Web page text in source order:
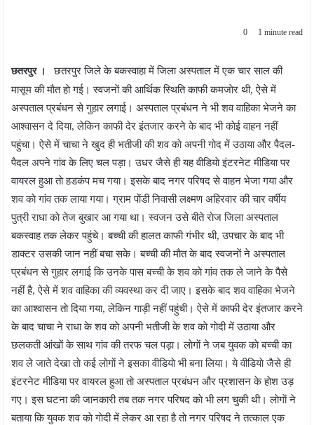
0 1 minute read
छतरपुर ।
छतरपुर जिले के बकस्वाहा में जिला अस्पताल में एक चार साल की
मासूम की माैत हाे गई। स्वजनाें की आर्थिक स्थिति काफी कमजाेर थी, ऐसे में
अस्पताल प्रबंधन से गुहार लगाई। अस्पताल प्रबंधन ने भी शव वाहिका भेजने का
आश्वासन दे दिया, लेकिन काफी देर इंतजार करने के बाद भी काेई वाहन नहीं
पहुंचा। ऐसे में चाचा ने खुद ही भतीजी की शव काे अपनी गाेद में उठाया और पैदल-
पैदल अपने गांव के लिए चल पड़ा। उधर जैसे ही यह वीडियाे इंटरनेट मीडिया पर
वायरल हुआ ताे हडकंप मच गया। इसके बाद नगर परिषद से वाहन भेजा गया और
शव काे गांव तक लाया गया। ग्राम पाेंडी निवासी लक्ष्मण अहिरवार की चार वर्षीय
पुत्री राधा काे तेज बुखार आ गया था। स्वजन उसे बीते राेज जिला अस्पताल
बकस्वाह तक लेकर पहुंचे। बच्ची की हालत काफी गंभीर थी, उपचार के बाद भी
डाक्टर उसकी जान नहीं बचा सके। बच्ची की माैत के बाद स्वजनाें ने अस्पताल
प्रबंधन से गुहार लगाई कि उनके पास बच्ची के शव काे गांव तक ले जाने के पैसे
नहीं है, ऐसे में शव वाहिका की व्यवस्था कर दी जाए। इसके बाद शव वाहिका भेजने
का आश्वासन ताे दिया गया, लेकिन गाड़ी नहीं पहुंची। ऐसे में काफी देर इंतजार करने
के बाद चाचा ने राधा के शव काे अपनी भतीजी के शव काे गाेदी में उठाया और
छलकती आंखाें के साथ गांव की तरफ चल पड़ा। लाेगाें ने जब युवक काे बच्ची का
शव ले जाते देखा ताे कई लाेगाें ने इसका वीडियाे भी बना लिया। ये वीडियाे जैसे ही
इंटरनेट मीडिया पर वायरल हुआ ताे अस्पताल प्रबंधन और प्रशासन के हाेश उड़
गए। इस घटना की जानकारी तब तक नगर परिषद काे भी लग चुकी थी। लाेगाें ने
बताया कि युवक शव काे गाेदी में लेकर आ रहा है ताे नगर परिषद ने तत्काल एक